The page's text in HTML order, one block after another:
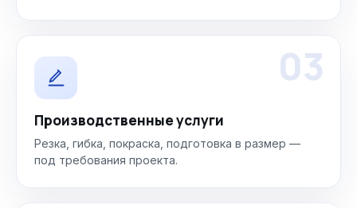
03
Производственные услуги
Резка, гибка, покраска, подготовка в размер —
под требования проекта.